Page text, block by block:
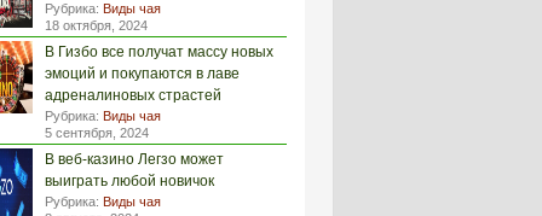
Рубрика: Виды чая
18 октября, 2024
В Гизбо все получат массу новых
эмоций и покупаются в лаве
адреналиновых страстей
Рубрика: Виды чая
5 сентября, 2024
В веб-казино Легзо может
выиграть любой новичок
Рубрика: Виды чая